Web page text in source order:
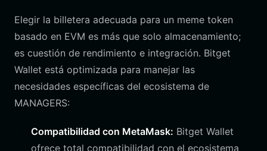
Elegir la billetera adecuada para un meme token
basado en EVM es más que solo almacenamiento;
es cuestión de rendimiento e integración. Bitget
Wallet está optimizada para manejar las
necesidades específicas del ecosistema de
MANAGERS:
Compatibilidad con MetaMask: Bitget Wallet
ofrece total compatibilidad con el ecosistema